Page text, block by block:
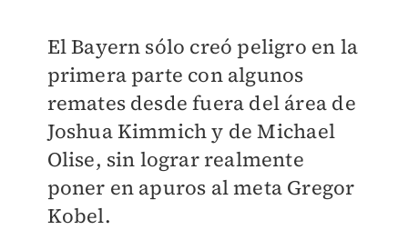
El Bayern sólo creó peligro en la
primera parte con algunos
remates desde fuera del área de
Joshua Kimmich y de Michael
Olise, sin lograr realmente
poner en apuros al meta Gregor
Kobel.